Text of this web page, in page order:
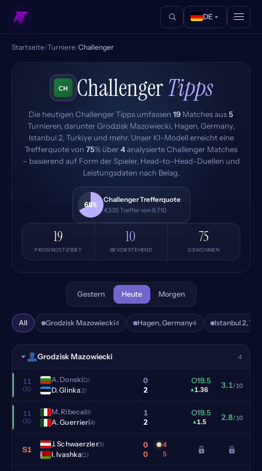
DE
Startseite/Turniere/Challenger
ChallengerTipps
Die heutigen Challenger Tipps umfassen 19 Matches aus5
Turnieren, darunter Grodzisk Mazowiecki, Hagen, Germany,
Istanbul 2, Turkiye und mehr. Unser KI-Modell erreicht eine
Trefferquote von 75% über4analysierte Challenger Matches
– basierend auf Form der Spieler, Head-to-Head-Duellen und
Leistungsdaten nach Belag.
68%
Challenger Trefferquote
4,535 Treffer von 6,710
19
PROGNOSTIZIERT
10
BEVORSTEHEND
75
GEWONNEN
Gestern Heute Morgen
All Grodzisk Mazowiecki4 Hagen, Germany4 Istanbul 2,
Grodzisk Mazowiecki 4
11
00
A. Donski(Q)
D. Glinka(2)
0
2
O19.5
▴1.36 3.1/10
11
00
M. Ribecai(8)
A. Guerrieri(4)
1
2
O19.5
▴1.5 2.8/10
S1
J. Schwaerzler(3)
I. Ivashka(Q)
0 4
0 5